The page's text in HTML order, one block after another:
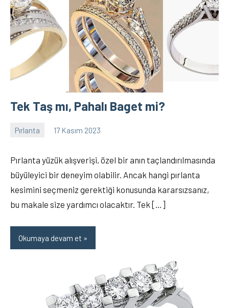
Tek Taş mı, Pahalı Baget mi?
Pırlanta 17 Kasım 2023
Pırlanta yüzük alışverişi, özel bir anın taçlandırılmasında
büyüleyici bir deneyim olabilir. Ancak hangi pırlanta
kesimini seçmeniz gerektiği konusunda kararsızsanız,
bu makale size yardımcı olacaktır. Tek […]
Okumaya devam et